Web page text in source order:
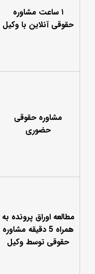
۱ ساعت مشاوره
حقوقی آنلاین با وکیل
مشاوره حقوقی
حضوری
مطالعه اوراق پرونده به
همراه 5 دقیقه مشاوره
حقوقی توسط وکیل